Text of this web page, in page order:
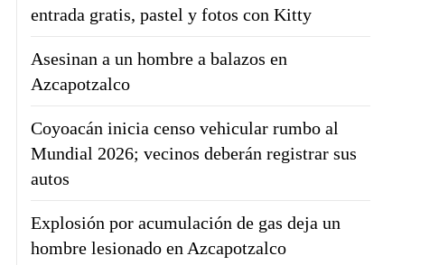
entrada gratis, pastel y fotos con Kitty
Asesinan a un hombre a balazos en
Azcapotzalco
Coyoacán inicia censo vehicular rumbo al
Mundial 2026; vecinos deberán registrar sus
autos
Explosión por acumulación de gas deja un
hombre lesionado en Azcapotzalco